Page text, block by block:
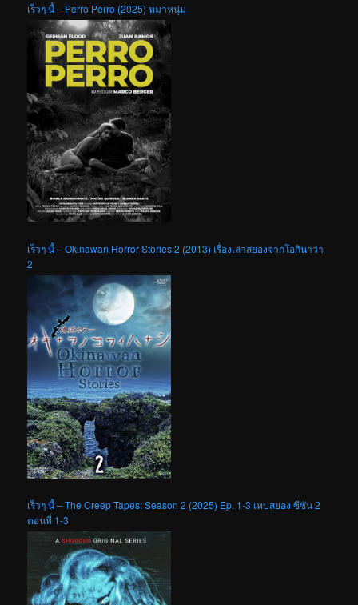
เร็วๆ นี้ – Perro Perro (2025) หมาหนุ่ม
เร็วๆ นี้ – Okinawan Horror Stories 2 (2013) เรื่องเล่าสยองจากโอกินาว่า
2
เร็วๆ นี้ – The Creep Tapes: Season 2 (2025) Ep. 1-3 เทปสยอง ซีซัน 2
ตอนที่ 1-3